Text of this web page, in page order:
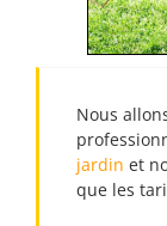
Nous
jardin et
que les